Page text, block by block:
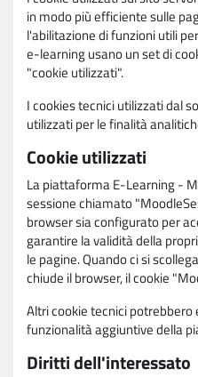
in modo più efficiente sulle
l'abilitazione di funzioni utili
e-learning usano un set di
"cookie utilizzati".
I cookies tecnici utilizzati dal
utilizzati per le finalità
Cookie utilizzati
La piattaforma E-Learning -
sessione chiamato
browser sia configurato per
garantire la validità della
le pagine. Quando ci si
chiude il browser, il cookie
Altri cookie tecnici
funzionalità aggiuntive della
Diritti dell'interessato